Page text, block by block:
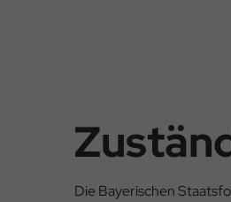
Die Bayerischen